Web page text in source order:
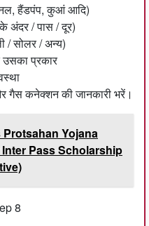
हैंडपंप, कुआं आदि)
अंदर / पास / दूर)
/ सोलर / अन्य)
प्रकार
गैस कनेक्शन की जानकारी भरें।
Yojana
Pass Scholarship